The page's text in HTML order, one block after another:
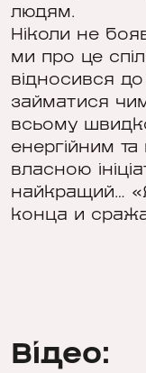
людям.
Ніколи не
ми про це
відносився
займатися
всьому
енергійним та
власною
найкращий…
конца и
Відео: